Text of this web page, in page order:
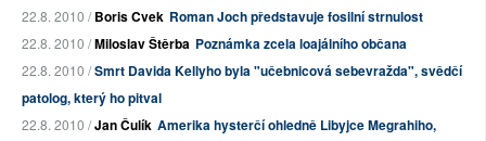
22.8. 2010 /Boris Cvek Roman Joch představuje fosilní strnulost
22.8. 2010 /Miloslav Štěrba Poznámka zcela loajálního občana
22.8. 2010 /Smrt Davida Kellyho byla "učebnicová sebevražda", svědčí
patolog, který ho pitval
22.8. 2010 /Jan Čulík Amerika hysterčí ohledně Libyjce Megrahiho,